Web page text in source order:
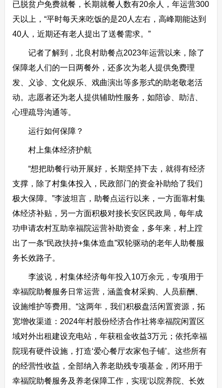
已脱贫户免费就餐，长期就餐人数有20余人，年运营300
天以上，“平时每天来吃饭的是20人左右，高峰期能达到
40人，近期还有老人提出了送餐需求。”
记者了解到，北良村助餐点2023年运营以来，除了
保障老人们的一日两餐外，还多次为老人提供免费理
发、义诊、文化娱乐、戏曲演出等多形式的助老敬老活
动。志愿者还为老人提供辅助性服务，如陪诊、助洁、
心理疏导沟通等。
运行如何保障？
村上集体经济护航
“想把助餐行动开展好，长期坚持下去，就得有经济
支撑，除了村集体投入，民政部门的资金补助给了我们
极大保障。”李波坦言，助餐点运行以来，一方面靠村集
体经济补贴，另一方面积极对接长安区民政局，每年成
功申请农村互助幸福院运营补助资金，多年来，村上蹚
出了一条“民政扶持+集体造血”双轮驱动的老年人助餐服
务长效路子。
李波说，村集体经济每年投入10万余元，专项用于
幸福院助餐服务日常运营，涵盖食材采购、人员薪酬、
设施维护等费用。“这两年，我们积极盘活闲置资源，拓
宽增收渠道：2024年村股份经济合作社将幸福院闲置区
域对外出租建设充电站，年获租金收益3万元；依托幸福
院现有硬件设施，打造‘爱心餐厅农家包子铺’。这些所有
的经营性收益，全部纳入养老助残专项基金，闭环用于
幸福院助餐服务及养老保障工作，实现‘以院养院、长效